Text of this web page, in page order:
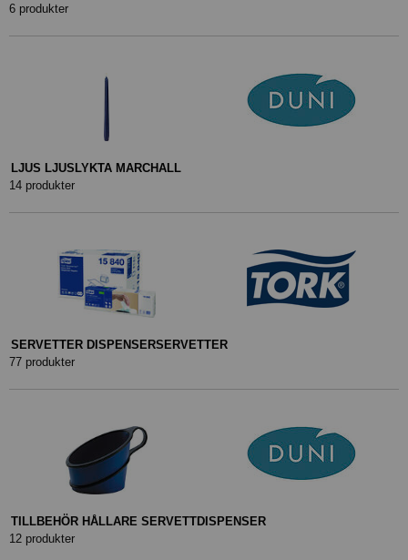
6 produkter
LJUS LJUSLYKTA MARCHALL
14 produkter
SERVETTER DISPENSERSERVETTER
77 produkter
TILLBEHÖR HÅLLARE SERVETTDISPENSER
12 produkter